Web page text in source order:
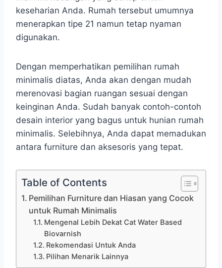
keseharian Anda. Rumah tersebut umumnya
menerapkan tipe 21 namun tetap nyaman
digunakan.
Dengan memperhatikan pemilihan rumah
minimalis diatas, Anda akan dengan mudah
merenovasi bagian ruangan sesuai dengan
keinginan Anda. Sudah banyak contoh-contoh
desain interior yang bagus untuk hunian rumah
minimalis. Selebihnya, Anda dapat memadukan
antara furniture dan aksesoris yang tepat.
Table of Contents
Pemilihan Furniture dan Hiasan yang Cocok
untuk Rumah Minimalis
Mengenal Lebih Dekat Cat Water Based
Biovarnish
Rekomendasi Untuk Anda
Pilihan Menarik Lainnya